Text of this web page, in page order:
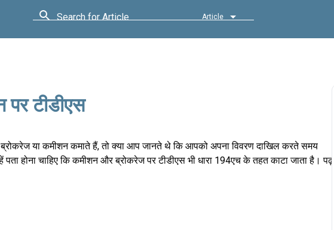
Search for Article Article
टीडीएस
या कमीशन कमाते हैं, तो क्या आप जानते थे कि आपको अपना विवरण दाखिल करते समय
पता होना चाहिए कि कमीशन और ब्रोकरेज पर टीडीएस भी धारा 194एच के तहत काटा जाता है। पढ़ते